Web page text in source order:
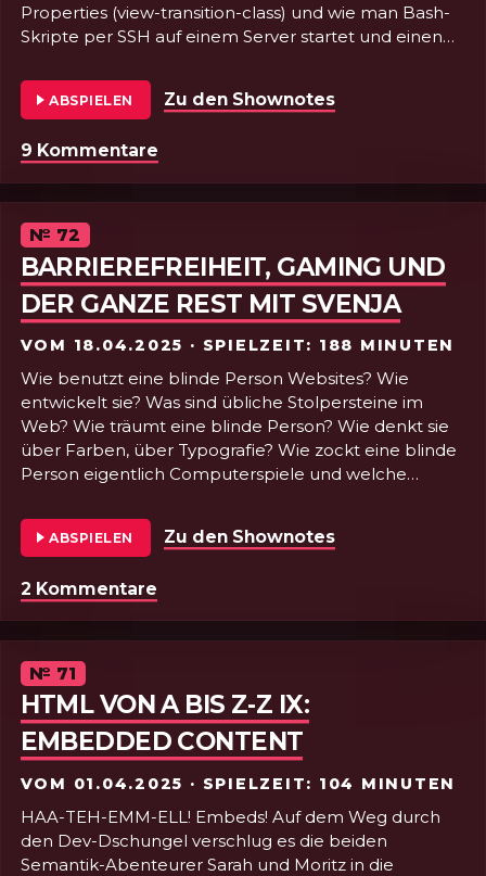
Properties (view-transition-class) und wie man Bash-
Skripte per SSH auf einem Server startet und einen
voller Glück und guter Laune!
ABSPIELEN Zu den Shownotes
9 Kommentare
Episode
№ 72
BARRIEREFREIHEIT, GAMING UND
DER GANZE REST MIT SVENJA
VOM 18.04.2025 · SPIELZEIT: 188 MINUTEN
Wie benutzt eine blinde Person Websites? Wie
entwickelt sie? Was sind übliche Stolpersteine im
Web? Wie träumt eine blinde Person? Wie denkt sie
über Farben, über Typografie? Wie zockt eine blinde
Person eigentlich Computerspiele und welche
mehr dürften wir die blinde Developerin und Gamerin
Svenja fragen! Dabei ging uns eine ganze Lichterkette
Akkustatus ausliest, und Sarah erzählt vom Leben
jenseits des Codes.
Über drei Stunden mit den lieblichsten Stimmchen
der Tech-Podcast-Welt. Kringelig.
ABSPIELEN Zu den Shownotes
2 Kommentare
Episode
№ 71
HTML VON A BIS Z-Z IX:
EMBEDDED CONTENT
VOM 01.04.2025 · SPIELZEIT: 104 MINUTEN
HAA-TEH-EMM-ELL! Embeds! Auf dem Weg durch
den Dev-Dschungel verschlug es die beiden
Semantik-Abenteurer Sarah und Moritz in die